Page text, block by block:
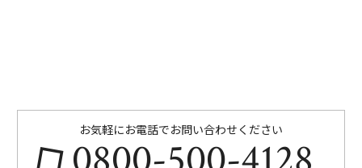
お気軽にお電話でお問い合わせください